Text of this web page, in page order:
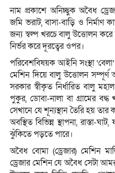
নাম প্রকাশে অনিচ্ছুক অবৈধ
জমি ভরাট, বাসা-বাড়ি ও
জন্য স্বল্প খরচে বালু উত্তোলন করে
নির্ভর করে দূরত্বের ওপর।
পরিবেশবিষয়ক আইনি সংস্থা
মেশিন দিয়ে বালু উত্তোলন
সরকার স্বীকৃত নির্ধারিত বালু
পুকুর, ডোবা-নালা বা গ্রামের
সেখানে যে শূন্যস্থান তৈরি হয়
অবস্থিত বিভিন্ন স্থাপনা, রাস্তা-
ঝুঁকিতে পড়তে পারে।
অবৈধ বোমা (ড্রেজার) মেশিন
ড্রেজার মেশিন যে অবৈধ সেটা